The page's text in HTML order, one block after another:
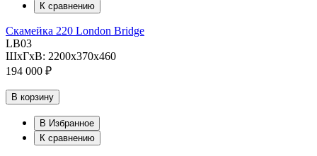
К сравнению
Скамейка 220 London Bridge
LB03
ШхГхВ: 2200х370х460
194 000 ₽
В корзину
В Избранное
К сравнению